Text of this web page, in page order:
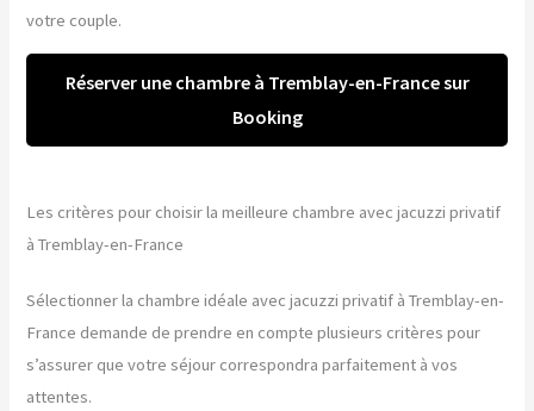
votre couple.
Réserver une chambre à Tremblay-en-France sur
Booking
Les critères pour choisir la meilleure chambre avec jacuzzi privatif
à Tremblay-en-France
Sélectionner la chambre idéale avec jacuzzi privatif à Tremblay-en-
France demande de prendre en compte plusieurs critères pour
s’assurer que votre séjour correspondra parfaitement à vos
attentes.